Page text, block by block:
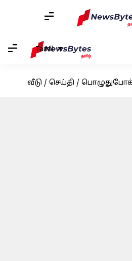
Tamil
வீடு / செய்தி /